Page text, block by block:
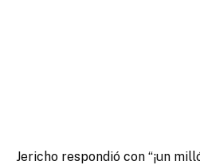
Jericho respondió con “¡un